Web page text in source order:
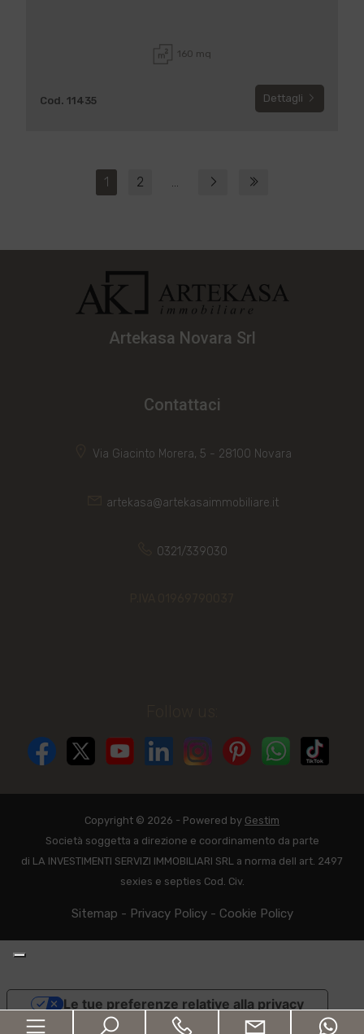
160 mq
Cod. 11435 Dettagli
1 2 ...
Artekasa Novara Srl
Contattaci
Via Giacinto Morera, 5 - 28100 Novara
artekasa@artekasaimmobiliare.it
0321/339030
Copyright © 2026 - Powered by Gestim
Società soggetta a direzione e coordinamento da parte
di LA INVESTIMENTI SERVIZI IMMOBILIARI SRL a norma dell art. 2497
sexies e septies Cod. Civ.
Sitemap - Privacy Policy- Cookie Policy
Le tue preferenze relative alla privacy